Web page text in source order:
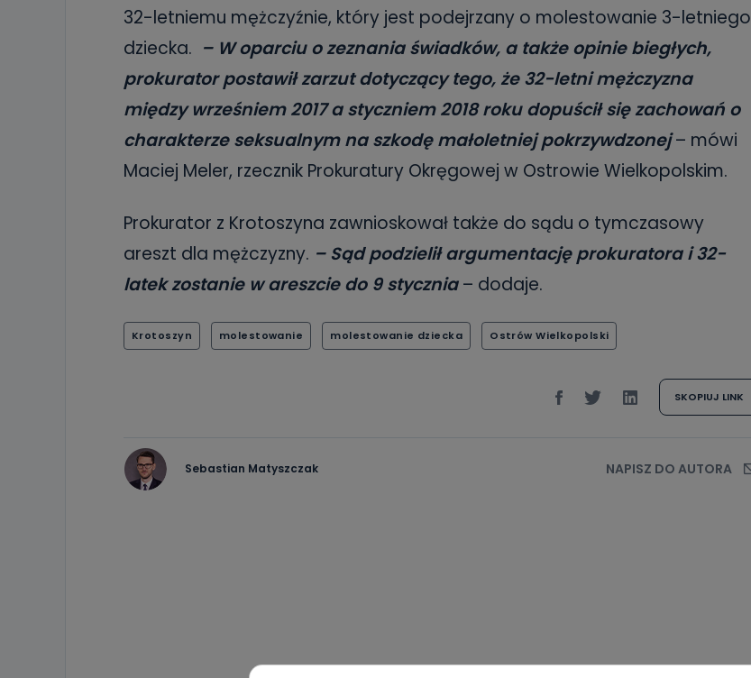
32-letniemu mężczyźnie, który jest podejrzany o molestowanie 3-letniego
dziecka. – W oparciu o zeznania świadków, a także opinie biegłych,
prokurator postawił zarzut dotyczący tego, że 32-letni mężczyzna
między wrześniem 2017 a styczniem 2018 roku dopuścił się zachowań o
charakterze seksualnym na szkodę małoletniej pokrzywdzonej– mówi
Maciej Meler, rzecznik Prokuratury Okręgowej w Ostrowie Wielkopolskim.
Prokurator z Krotoszyna zawnioskował także do sądu o tymczasowy
areszt dla mężczyzny. – Sąd podzielił argumentację prokuratora i 32-
latek zostanie w areszcie do 9 stycznia– dodaje.
Krotoszyn molestowanie molestowanie dziecka Ostrów Wielkopolski
SKOPIUJ LINK
Sebastian Matyszczak NAPISZ DO AUTORA